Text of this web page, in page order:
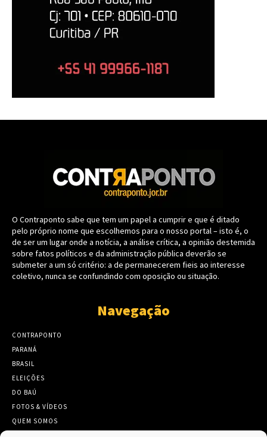
O Contraponto sabe que tem um papel a cumprir e que é ditado
pelo próprio nome que escolhemos para o nosso portal – isto é, o
de ser um lugar onde a notícia, a análise crítica, a opinião destemida
sobre fatos políticos e da administração pública deverão se
submeter a um só critério: a de permanecerem fieis ao interesse
coletivo, nunca se confundindo com oposição ou situação.
Navegação
CONTRAPONTO
PARANÁ
BRASIL
ELEIÇÕES
DO BAÚ
FOTOS & VÍDEOS
QUEM SOMOS